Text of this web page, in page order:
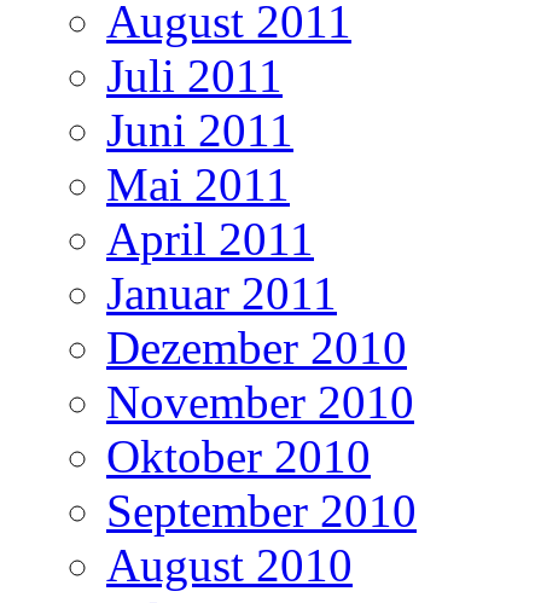
August 2011
Juli 2011
Juni 2011
Mai 2011
April 2011
Januar 2011
Dezember 2010
November 2010
Oktober 2010
September 2010
August 2010